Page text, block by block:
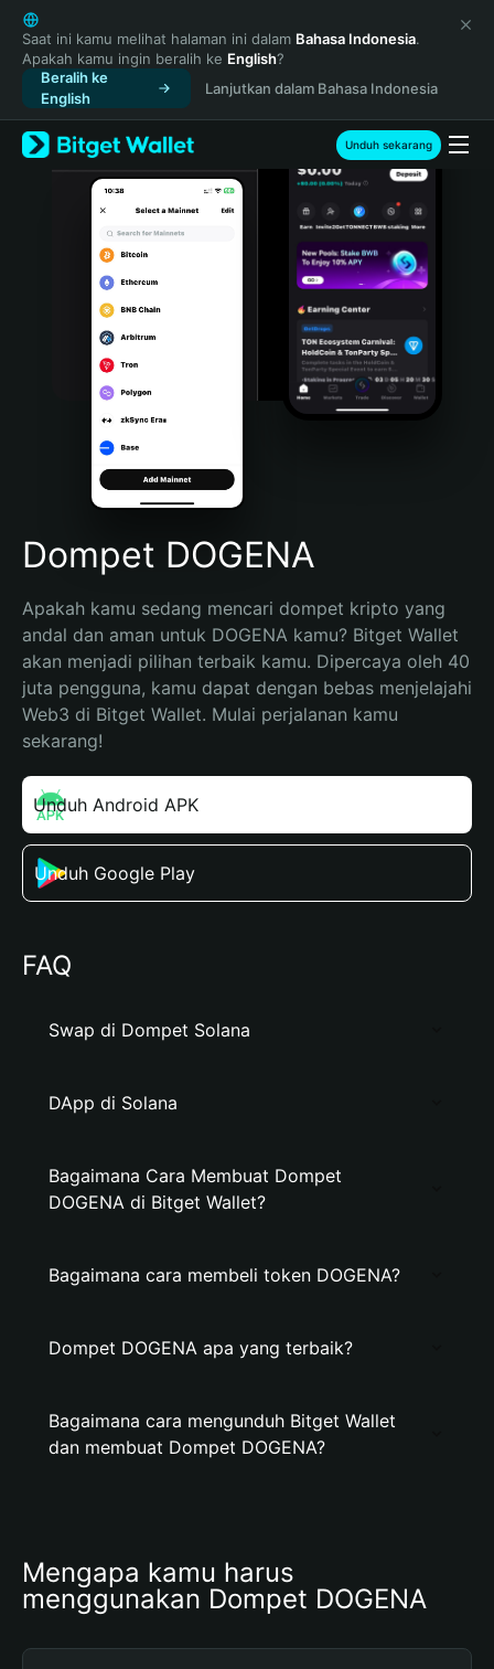
English
日本語
Tiếng Việt
Русский
Español (Latinoamérica)
Türkçe
Italiano
Português (Portugal)
Bahasa Indonesia
Português (Brasil)
Español (Argentina)
Saat ini kamu melihat halaman ini dalam Bahasa Indonesia.
Apakah kamu ingin beralih ke English?
Beralih ke
English
Lanjutkan dalam Bahasa Indonesia
Unduh sekarang
Dompet DOGENA
Apakah kamu sedang mencari dompet kripto yang
andal dan aman untuk DOGENA kamu? Bitget Wallet
akan menjadi pilihan terbaik kamu. Dipercaya oleh 40
juta pengguna, kamu dapat dengan bebas menjelajahi
Web3 di Bitget Wallet. Mulai perjalanan kamu
sekarang!
Unduh Android APK
Unduh Google Play
FAQ
Swap di Dompet Solana
DApp di Solana
Bagaimana Cara Membuat Dompet
DOGENA di Bitget Wallet?
Bagaimana cara membeli token DOGENA?
Dompet DOGENA apa yang terbaik?
Bagaimana cara mengunduh Bitget Wallet
dan membuat Dompet DOGENA?
Mengapa kamu harus
menggunakan Dompet DOGENA